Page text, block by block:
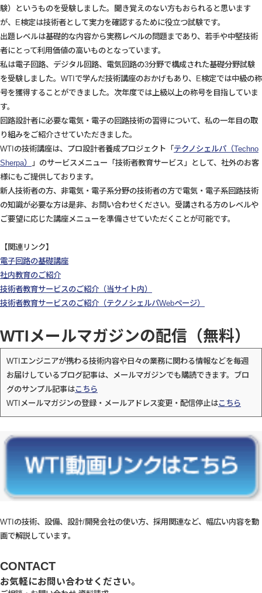
験）というものを受験しました。聞き覚えのない方もおられると思います
が、E検定は技術者として実力を確認するために役立つ試験です。
出題レベルは基礎的な内容から実務レベルの問題まであり、若手や中堅技術
者にとって利用価値の高いものとなっています。
私は電子回路、デジタル回路、電気回路の3分野で構成された基礎分野試験
を受験しました。WTIで学んだ技術講座のおかげもあり、E検定では中級の称
号を獲得することができました。次年度では上級以上の称号を目指していま
す。
回路設計者に必要な電気・電子の回路技術の習得について、私の一年目の取
り組みをご紹介させていただきました。
WTIの技術講座は、プロ設計者養成プロジェクト「 テクノシェルパ（Techno
Sherpa） 」のサービスメニュー「技術者教育サービス」として、社外のお客
様にもご提供しております。
新人技術者の方、非電気・電子系分野の技術者の方で電気・電子系回路技術
の知識が必要な方は是非、お問い合わせください。受講される方のレベルや
ご要望に応じた講座メニューを準備させていただくことが可能です。
【関連リンク】
電子回路の基礎講座
社内教育のご紹介
技術者教育サービスのご紹介（当サイト内）
技術者教育サービスのご紹介（テクノシェルパWebページ）
WTIメールマガジンの配信（無料）
WTIエンジニアが携わる技術内容や日々の業務に関わる情報などを毎週
お届けしているブログ記事は、メールマガジンでも購読できます。ブロ
グのサンプル記事はこちら
WTIメールマガジンの登録・メールアドレス変更・配信停止はこちら
WTIの技術、設備、設計/開発会社の使い方、採用関連など、幅広い内容を動
画で解説しています。
CONTACT
お気軽にお問い合わせください。